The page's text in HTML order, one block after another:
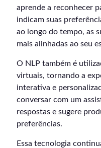
aprende a reconhecer
indicam suas
ao longo do tempo, as
mais alinhadas ao seu
O NLP também é
virtuais, tornando a
interativa e
conversar com um
respostas e sugere
preferências.
Essa tecnologia